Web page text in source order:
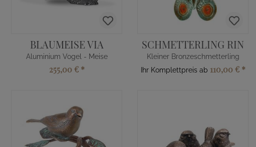
BLAUMEISE VIA
Aluminium Vogel - Meise
255,00 € *
SCHMETTERLING RIN
Kleiner Bronzeschmetterling
Ihr Komplettpreis ab 110,00 € *